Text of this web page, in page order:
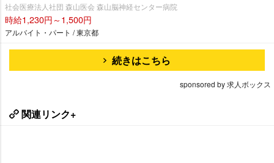
社会医療法人社団 森山医会 森山脳神経センター病院
時給1,230円～1,500円
アルバイト・パート / 東京都
続きはこちら
sponsored by 求人ボックス
関連リンク+